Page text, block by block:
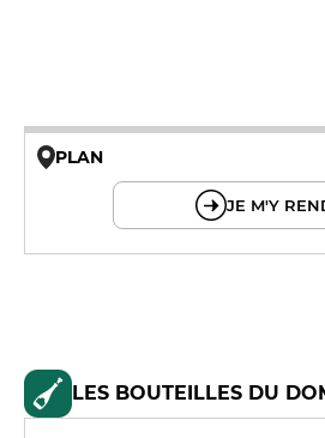
PLAN
JE M'Y
LES BOUTEILLES DU